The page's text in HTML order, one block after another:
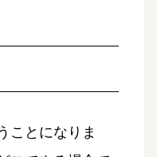
ことになりま